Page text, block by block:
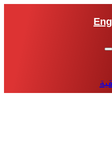
Eng